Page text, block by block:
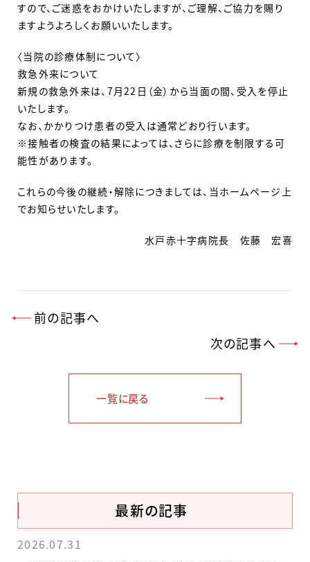
すので、ご迷惑をおかけいたしますが、ご理解、ご協力を賜り
ますようよろしくお願いいたします。
〈当院の診療体制について〉
救急外来について
新規の救急外来は、7月22日（金）から当面の間、受入を停止
いたします。
なお、かかりつけ患者の受入は通常どおり行います。
※接触者の検査の結果によっては、さらに診療を制限する可
能性があります。
これらの今後の継続・解除につきましては、当ホームページ上
でお知らせいたします。
水戸赤十字病院長 佐藤 宏喜
前の記事へ
次の記事へ
一覧に戻る
最新の記事
2026.07.31